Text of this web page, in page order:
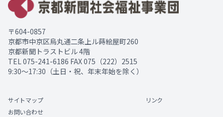
〒604-0857
京都市中京区烏丸通二条上ル蒔絵屋町260
京都新聞トラストビル 4階
TEL075-241-6186 FAX 075（222）2515
9:30～17:30（土日・祝、年末年始を除く）
サイトマップ
リンク
お問い合わせ